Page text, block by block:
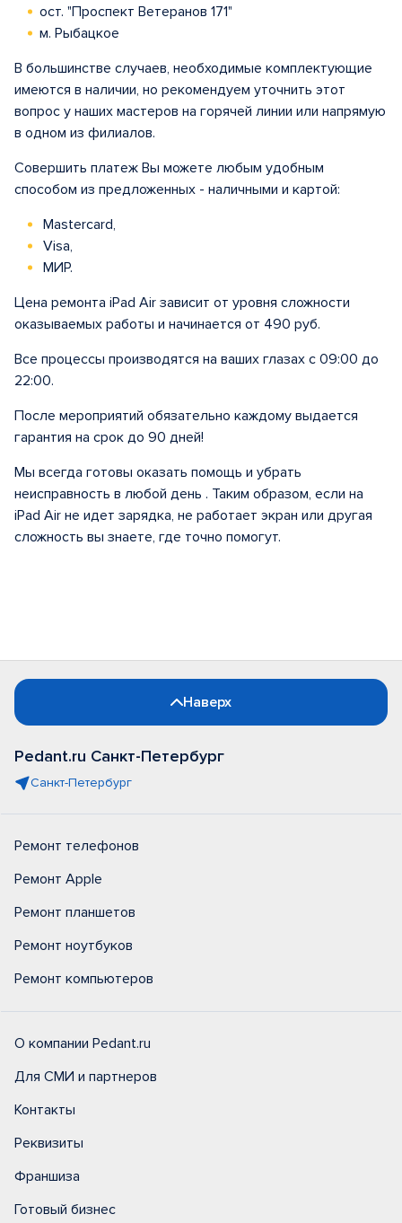
ост. "Проспект Ветеранов 171"
м. Рыбацкое
В большинстве случаев, необходимые комплектующие
имеются в наличии, но рекомендуем уточнить этот
вопрос у наших мастеров на горячей линии или напрямую
в одном из филиалов.
Совершить платеж Вы можете любым удобным
способом из предложенных - наличными и картой:
Mastercard,
Visa,
МИР.
Цена ремонта iPad Air зависит от уровня сложности
оказываемых работы и начинается от 490 руб.
Все процессы производятся на ваших глазах с 09:00 до
22:00.
После мероприятий обязательно каждому выдается
гарантия на срок до 90 дней!
Мы всегда готовы оказать помощь и убрать
неисправность в любой день . Таким образом, если на
iPad Air не идет зарядка, не работает экран или другая
сложность вы знаете, где точно помогут.
Наверх
Pedant.ru Санкт-Петербург
Санкт-Петербург
Ремонт телефонов
Ремонт Apple
Ремонт планшетов
Ремонт ноутбуков
Ремонт компьютеров
О компании Pedant.ru
Для СМИ и партнеров
Контакты
Реквизиты
Франшиза
Готовый бизнес